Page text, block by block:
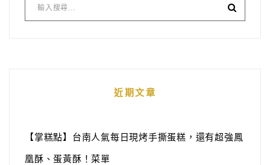
近期文章
【掌糕點】台南人氣每日現烤手撕蛋糕，還有超強鳳
凰酥、蛋黃酥！菜單